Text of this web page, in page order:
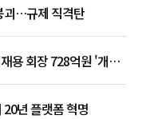
괴…규제 직격탄
용 회장 728억원 '개인
년 플랫폼 혁명